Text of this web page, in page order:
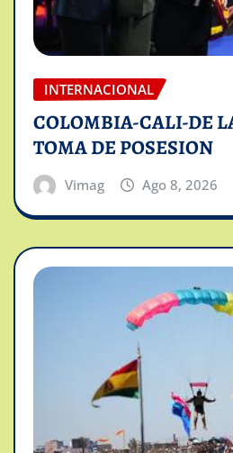
INTERNACIONAL
COLOMBIA-CALI-DE
TOMA DE POSESION
Vimag Ago 8, 2026